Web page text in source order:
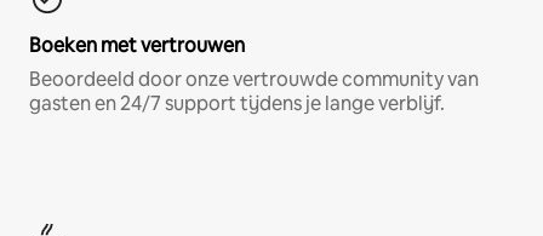
Boeken met vertrouwen
Beoordeeld door onze vertrouwde community van
gasten en 24/7 support tijdens je lange verblijf.